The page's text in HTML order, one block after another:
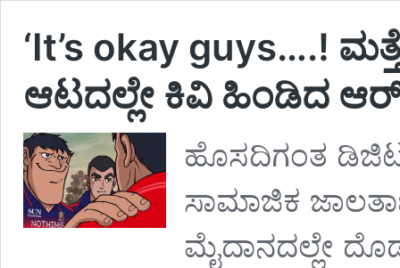
‘It’s okay guys….!
ಆಟದಲ್ಲೇ ಕಿವಿ ಹಿಂಡಿದ
ಹೊಸದಿಗಂತ
ಸಾಮಾಜಿಕ
ಮೈದಾನದಲ್ಲೇ